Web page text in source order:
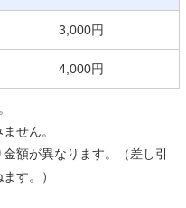
3,000円
4,000円
せん。
額が異なります。（差し引
す。）